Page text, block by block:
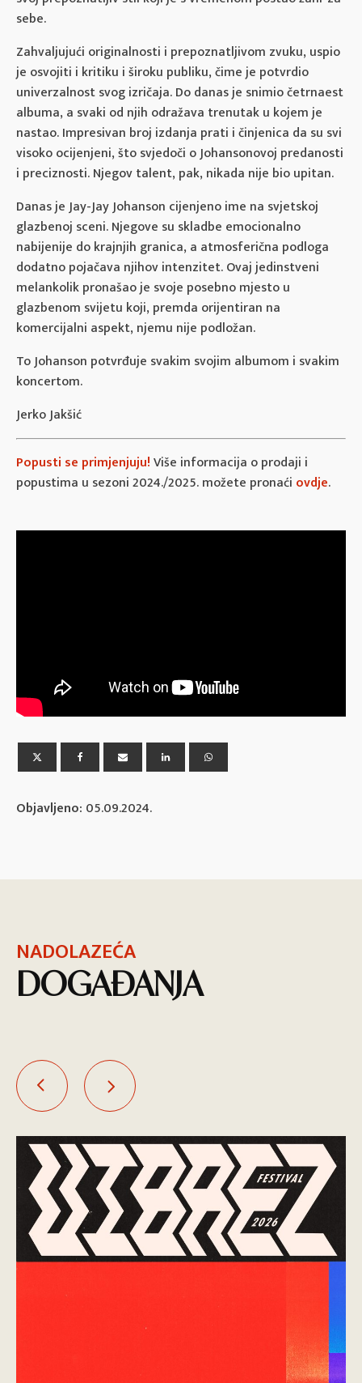
sebe.
Zahvaljujući originalnosti i prepoznatljivom zvuku, uspio
je osvojiti i kritiku i široku publiku, čime je potvrdio
univerzalnost svog izričaja. Do danas je snimio četrnaest
albuma, a svaki od njih odražava trenutak u kojem je
nastao. Impresivan broj izdanja prati i činjenica da su svi
visoko ocijenjeni, što svjedoči o Johansonovoj predanosti
i preciznosti. Njegov talent, pak, nikada nije bio upitan.
Danas je Jay-Jay Johanson cijenjeno ime na svjetskoj
glazbenoj sceni. Njegove su skladbe emocionalno
nabijenije do krajnjih granica, a atmosferična podloga
dodatno pojačava njihov intenzitet. Ovaj jedinstveni
melankolik pronašao je svoje posebno mjesto u
glazbenom svijetu koji, premda orijentiran na
komercijalni aspekt, njemu nije podložan.
To Johanson potvrđuje svakim svojim albumom i svakim
koncertom.
Jerko Jakšić
Popusti se primjenjuju!Više informacija o prodaji i
popustima u sezoni 2024./2025. možete pronaći ovdje.
Objavljeno: 05.09.2024.
NADOLAZEĆA
DOGAĐANJA